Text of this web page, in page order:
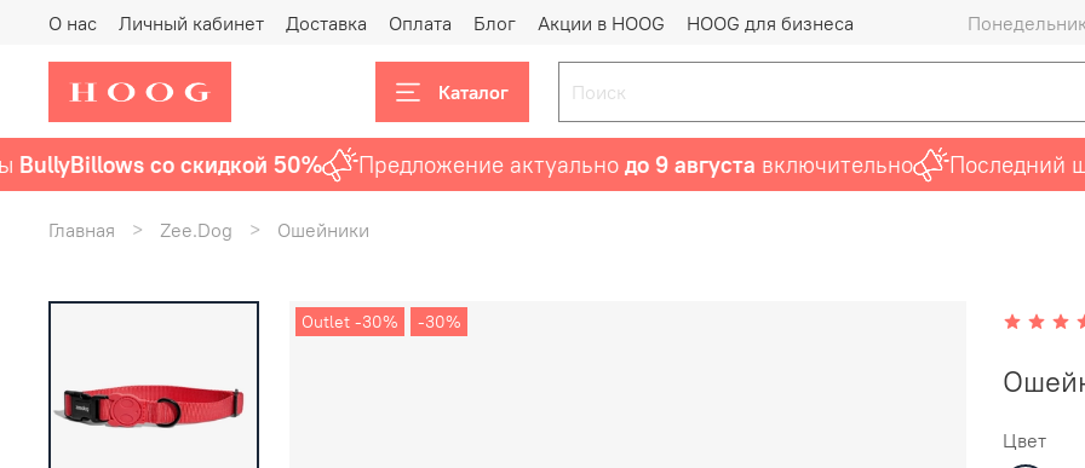
О нас Личный кабинет Доставка Оплата Блог Акции в HOOG HOOG для бизнеса
Каталог
со скидкой 50% Предложение актуальнодо 9 августавключительно Последний
Главная Zee.Dog Ошейники
Outlet -30% -30%
Цвет